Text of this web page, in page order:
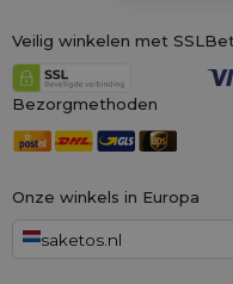
Onze winkels in Europa
saketos.nl
Veilig winkelen met SSL
Bezorgmethoden